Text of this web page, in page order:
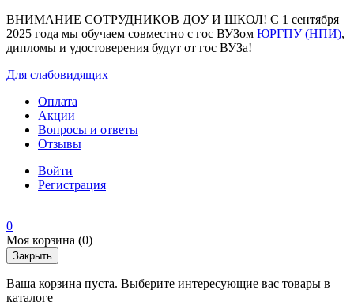
ВНИМАНИЕ СОТРУДНИКОВ ДОУ И ШКОЛ! С 1 сентября
2025 года мы обучаем совместно с гос ВУЗом ЮРГПУ (НПИ),
дипломы и удостоверения будут от гос ВУЗа!
Для слабовидящих
Оплата
Акции
Вопросы и ответы
Отзывы
Войти
Регистрация
0
Моя корзина (0)
Закрыть
Ваша корзина пуста. Выберите интересующие вас товары в
каталоге